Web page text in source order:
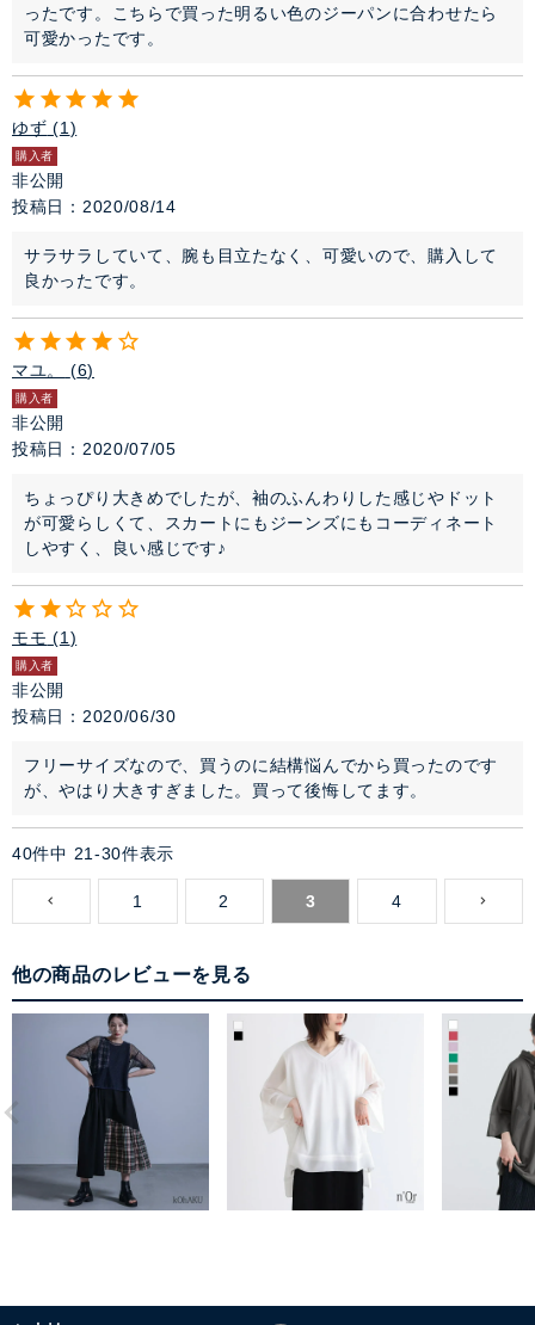
ったです。こちらで買った明るい色のジーパンに合わせたら
可愛かったです。
ゆず 1
購入者
非公開
投稿日
2020/08/14
サラサラしていて、腕も目立たなく、可愛いので、購入して
良かったです。
マユ。 6
購入者
非公開
投稿日
2020/07/05
ちょっぴり大きめでしたが、袖のふんわりした感じやドット
が可愛らしくて、スカートにもジーンズにもコーディネート
しやすく、良い感じです♪
モモ 1
購入者
非公開
投稿日
2020/06/30
フリーサイズなので、買うのに結構悩んでから買ったのです
が、やはり大きすぎました。買って後悔してます。
40件中 21-30件表示
1 2 3 4
他の商品のレビューを見る